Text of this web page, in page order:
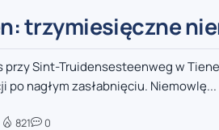
trzymiesięczne
przy Sint-Truidensesteenweg w
po nagłym zasłabnięciu. Niemowlę...
821 0